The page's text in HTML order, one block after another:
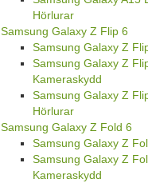
Hörlurar
Samsung Galaxy Z Flip 6
Samsung Galaxy Z
Samsung Galaxy Z
Kameraskydd
Samsung Galaxy Z
Hörlurar
Samsung Galaxy Z Fold 6
Samsung Galaxy Z
Samsung Galaxy Z
Kameraskydd